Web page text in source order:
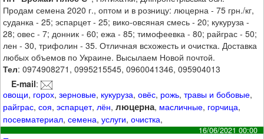
Продам семена 2020 г., оптом и в розницу: люцерна - 75 грн./кг,
суданка - 25; эспарцет - 25; вико-овсяная смесь - 20; кукуруза -
28; овес - 7; донник - 60; ежа - 85; тимофеевка - 80; райграс - 50;
лен - 30, трифолин - 35. Отличная всхожесть и очистка. Доставка
любых объемов по Украине. Высылаем Новой почтой.
Тел: 0974908271, 0995215545, 0960041346, 095904013
E-mail:
овощи, горох,зерновые, кукуруза,овёс, рожь,травы и бобовые,
райграс,соя,эспарцет, лён,люцерна, масличные, горчица,
посевматериал,семена,услуги,очистка,
16/06/2021 00:00